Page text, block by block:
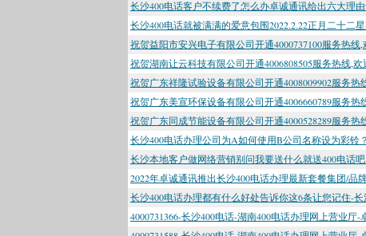
长沙400电话客户不续费了怎么办卓诚通讯给出六大理
长沙400电话就被满满的爱意包围2022.2.22正月二十二
祝贺益阳市安兴电子有限公司开通4000737100服务热
祝贺湖南让云科技有限公司开通4006808505服务热线,
祝贺广东祥隆试验设备有限公司开通4008009902服务
祝贺广东美宣环保设备有限公司开通4006660789服务
祝贺广东同成节能设备有限公司开通4000528289服务
长沙400电话办理公司为A如何使用B公司名称设为彩铃
长沙本地客户做网络营销别问我要送什么就送400电话
2022年卓诚通讯推出长沙400电话办理最新套餐集团/
长沙400电话办理都有什么好处告诉你这6条让您记住-
4000731366-长沙400电话-湖南400电话办理网上营业厅-